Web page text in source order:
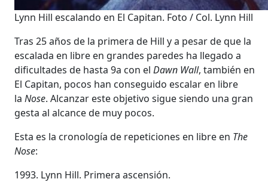
Lynn Hill escalando en El Capitan. Foto / Col. Lynn Hill
Tras 25 años de la primera de Hill y a pesar de que la
escalada en libre en grandes paredes ha llegado a
dificultades de hasta 9a con el Dawn Wall, también en
El Capitan, pocos han conseguido escalar en libre
la Nose. Alcanzar este objetivo sigue siendo una gran
gesta al alcance de muy pocos.
Esta es la cronología de repeticiones en libre en The
Nose:
1993. Lynn Hill. Primera ascensión.